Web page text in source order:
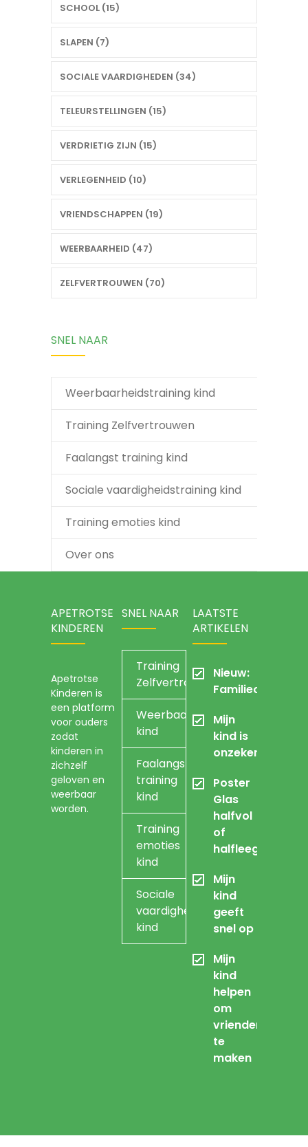
SCHOOL (15)
SLAPEN (7)
SOCIALE VAARDIGHEDEN (34)
TELEURSTELLINGEN (15)
VERDRIETIG ZIJN (15)
VERLEGENHEID (10)
VRIENDSCHAPPEN (19)
WEERBAARHEID (47)
ZELFVERTROUWEN (70)
SNEL NAAR
Weerbaarheidstraining kind
Training Zelfvertrouwen
Faalangst training kind
Sociale vaardigheidstraining kind
Training emoties kind
Over ons
APETROTSE
KINDEREN
Apetrotse
Kinderen is
een platform
voor ouders
zodat
kinderen in
zichzelf
geloven en
weerbaar
worden.
SNEL NAAR
Training
Zelfvertrouwen
Weerbaarheidstraining
kind
Faalangst
training
kind
Training
emoties
kind
Sociale
vaardigheidstraining
kind
LAATSTE
ARTIKELEN
Nieuw:
Mijn
kind is
onzeker
Poster
Glas
halfvol
of
halfleeg
Mijn
kind
geeft
snel op
Mijn
kind
helpen
om
vrienden
te
maken